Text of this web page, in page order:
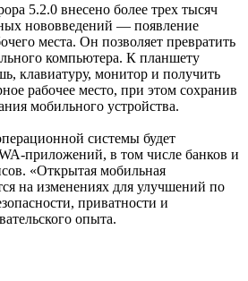
5.2.0 внесено более трех тысяч
нововведений — появление
места. Он позволяет превратить
компьютера. К планшету
клавиатуру, монитор и получить
рабочее место, при этом сохранив
мобильного устройства.
системы будет
приложений, в том числе банков и
«Открытая мобильная
на изменениях для улучшений по
приватности и
опыта.